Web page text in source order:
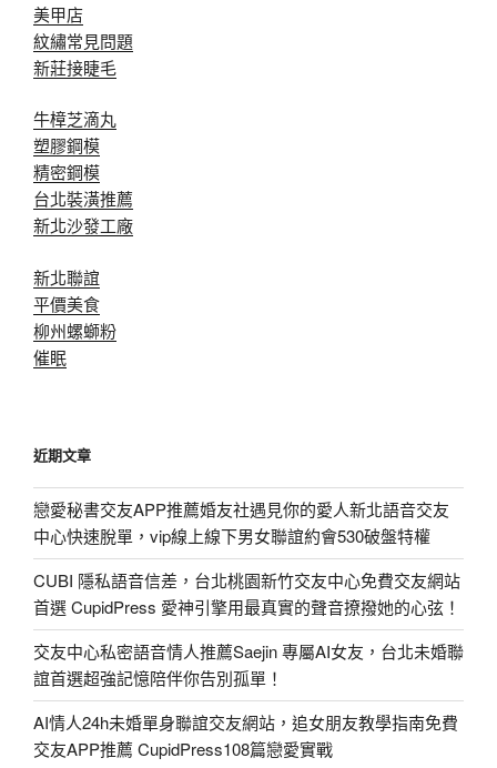
美甲店
紋繡常見問題
新莊接睫毛
牛樟芝滴丸
塑膠鋼模
精密鋼模
台北裝潢推薦
新北沙發工廠
新北聯誼
平價美食
柳州螺螄粉
催眠
近期文章
戀愛秘書交友APP推薦婚友社遇見你的愛人新北語音交友
中心快速脫單，vip線上線下男女聯誼約會530破盤特權
CUBI 隱私語音信差，台北桃園新竹交友中心免費交友網站
首選 CupidPress 愛神引擎用最真實的聲音撩撥她的心弦！
交友中心私密語音情人推薦Saejin 專屬AI女友，台北未婚聯
誼首選超強記憶陪伴你告別孤單！
AI情人24h未婚單身聯誼交友網站，追女朋友教學指南免費
交友APP推薦 CupidPress108篇戀愛實戰